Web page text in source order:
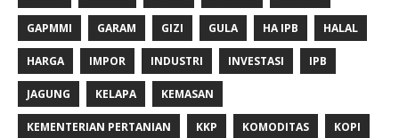
GAPMMI GARAM GIZI GULA HA IPB HALAL
HARGA IMPOR INDUSTRI INVESTASI IPB
JAGUNG KELAPA KEMASAN
KEMENTERIAN PERTANIAN KKP KOMODITAS KOPI